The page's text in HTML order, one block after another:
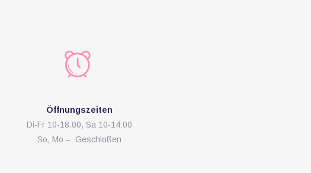
Öffnungszeiten
Di-Fr 10-18.00, Sa 10-14:00
So, Mo – Geschloßen